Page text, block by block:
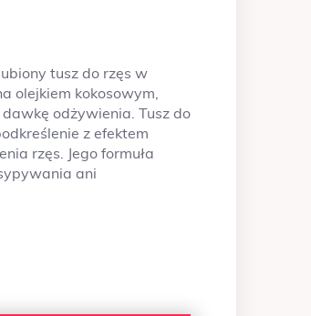
tusz do rzęs w
olejkiem kokosowym,
odżywienia. Tusz do
z efektem
rzęs. Jego formuła
ani